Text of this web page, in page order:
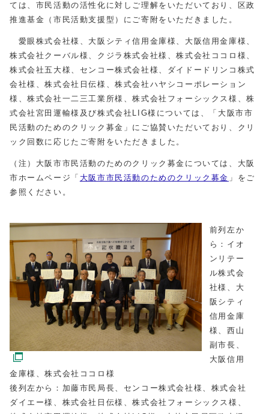
ては、市民活動の活性化に対しご理解をいただいており、区政
推進基金（市民活動支援型）にご寄附をいただきました。
愛眼株式会社様、大阪シティ信用金庫様、大阪信用金庫様、
株式会社クーバル様、クジラ株式会社様、株式会社ココロ様、
株式会社五大様、センコー株式会社様、ダイドードリンコ株式
会社様、株式会社日伝様、株式会社ハヤシコーポレーション
様、株式会社一二三工業所様、株式会社フォーシックス様、株
式会社宮田運輸様及び株式会社LIG様については、「大阪市市
民活動のためのクリック募金」にご協賛いただいており、クリ
ック回数に応じたご寄附をいただきました。
（注）大阪市市民活動のためのクリック募金については、大阪
市ホームページ「 大阪市市民活動のためのクリック募金 」をご
参照ください。
前列左か
ら：イオ
ンリテー
ル株式会
社様、大
阪シティ
信用金庫
様、西山
副市長、
大阪信用
金庫様、株式会社ココロ様
後列左から：加藤市民局長、センコー株式会社様、株式会社
ダイエー様、株式会社日伝様、株式会社フォーシックス様、